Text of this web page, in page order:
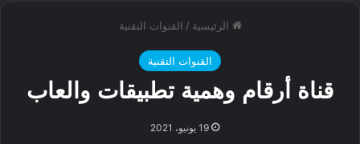
الرئيسية / القنوات التقنية
القنوات التقنية
قناة أرقام وهمية تطبيقات والعاب
19 يونيو، 2021